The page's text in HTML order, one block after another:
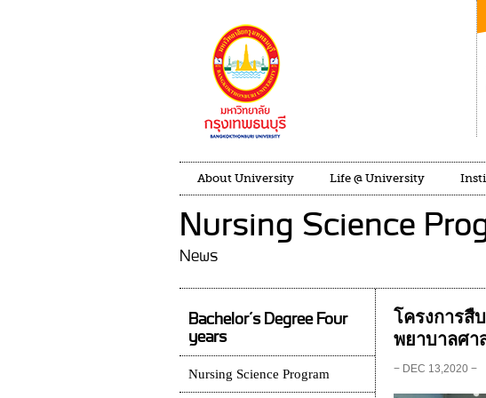
About University Life @ University
Nursing Science
News
โครงการ
พยาบาลศา
− DEC 13,2020 −
Bachelor’s Degree Four
years
Nursing Science Program